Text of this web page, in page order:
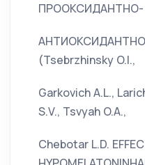
ПРООКСИДАНТНО-
(Tsebrzhinsky O.I.,
Garkovich A.L.,
S.V., Tsvyah O.A.,
Chebotar L.D.